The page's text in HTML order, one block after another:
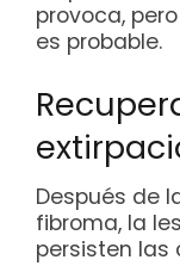
provoca,
es probable.
Después de
fibroma, la
persisten las